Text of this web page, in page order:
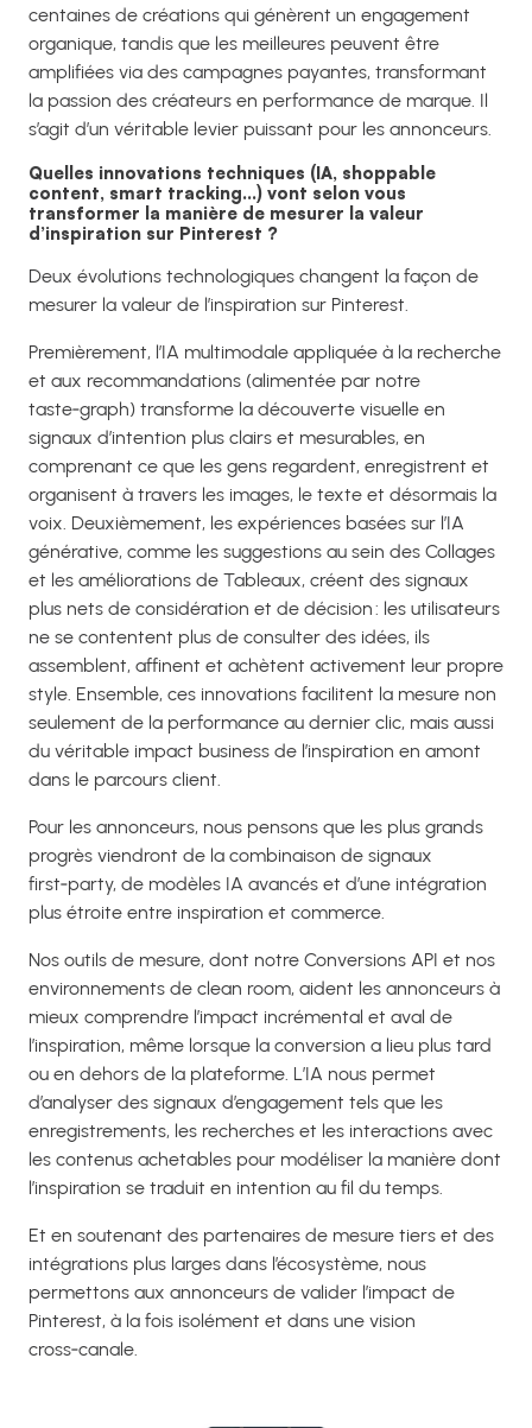
centaines de créations qui génèrent un engagement
organique, tandis que les meilleures peuvent être
amplifiées via des campagnes payantes, transformant
la passion des créateurs en performance de marque. Il
s’agit d’un véritable levier puissant pour les annonceurs.
Quelles innovations techniques (IA, shoppable
content, smart tracking…) vont selon vous
transformer la manière de mesurer la valeur
d’inspiration sur Pinterest ?
Deux évolutions technologiques changent la façon de
mesurer la valeur de l’inspiration sur Pinterest.
Premièrement, l’IA multimodale appliquée à la recherche
et aux recommandations (alimentée par notre
taste‑graph) transforme la découverte visuelle en
signaux d’intention plus clairs et mesurables, en
comprenant ce que les gens regardent, enregistrent et
organisent à travers les images, le texte et désormais la
voix. Deuxièmement, les expériences basées sur l’IA
générative, comme les suggestions au sein des Collages
et les améliorations de Tableaux, créent des signaux
plus nets de considération et de décision : les utilisateurs
ne se contentent plus de consulter des idées, ils
assemblent, affinent et achètent activement leur propre
style. Ensemble, ces innovations facilitent la mesure non
seulement de la performance au dernier clic, mais aussi
du véritable impact business de l’inspiration en amont
dans le parcours client.
Pour les annonceurs, nous pensons que les plus grands
progrès viendront de la combinaison de signaux
first‑party, de modèles IA avancés et d’une intégration
plus étroite entre inspiration et commerce.
Nos outils de mesure, dont notre Conversions API et nos
environnements de clean room, aident les annonceurs à
mieux comprendre l’impact incrémental et aval de
l’inspiration, même lorsque la conversion a lieu plus tard
ou en dehors de la plateforme. L’IA nous permet
d’analyser des signaux d’engagement tels que les
enregistrements, les recherches et les interactions avec
les contenus achetables pour modéliser la manière dont
l’inspiration se traduit en intention au fil du temps.
Et en soutenant des partenaires de mesure tiers et des
intégrations plus larges dans l’écosystème, nous
permettons aux annonceurs de valider l’impact de
Pinterest, à la fois isolément et dans une vision
cross‑canale.